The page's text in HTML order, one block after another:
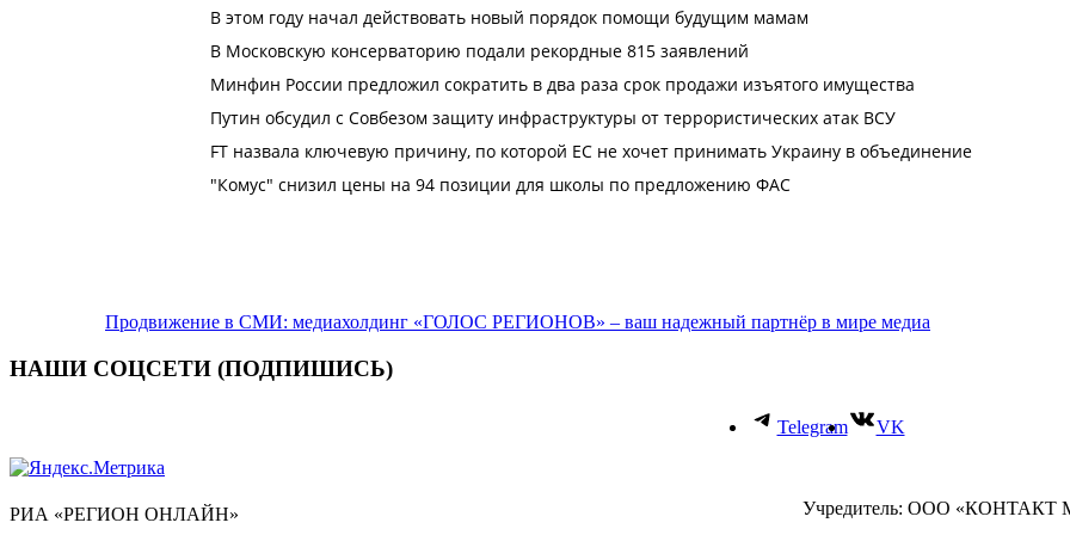
Продвижение в СМИ: медиахолдинг «ГОЛОС РЕГИОНОВ» – ваш надежный партнёр в мире медиа
НАШИ СОЦСЕТИ (ПОДПИШИСЬ)
Telegram VK
РИА «РЕГИОН ОНЛАЙН» Учредитель: ООО «КОНТАКТ